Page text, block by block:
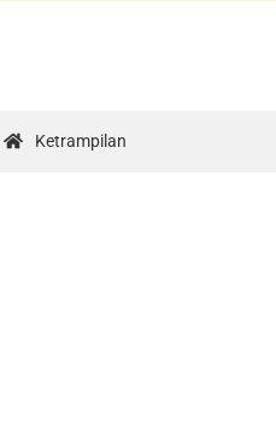
Ketrampilan